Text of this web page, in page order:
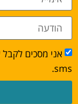
אני מסכים לקבל
sms.